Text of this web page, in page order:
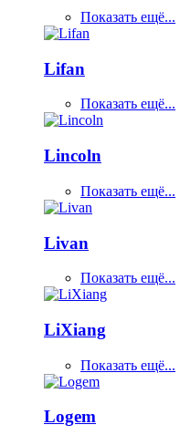
Показать ещё...
Lifan
Показать ещё...
Lincoln
Показать ещё...
Livan
Показать ещё...
LiXiang
Показать ещё...
Logem